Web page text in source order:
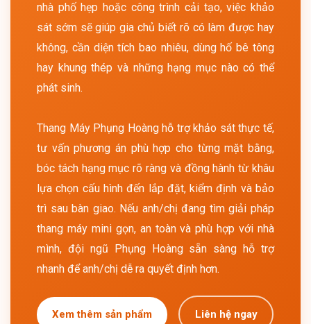
nhà phố hẹp hoặc công trình cải tạo, việc khảo
sát sớm sẽ giúp gia chủ biết rõ có làm được hay
không, cần diện tích bao nhiêu, dùng hố bê tông
hay khung thép và những hạng mục nào có thể
phát sinh.
Thang Máy Phụng Hoàng hỗ trợ khảo sát thực tế,
tư vấn phương án phù hợp cho từng mặt bằng,
bóc tách hạng mục rõ ràng và đồng hành từ khâu
lựa chọn cấu hình đến lắp đặt, kiểm định và bảo
trì sau bàn giao. Nếu anh/chị đang tìm giải pháp
thang máy mini gọn, an toàn và phù hợp với nhà
mình, đội ngũ Phụng Hoàng sẵn sàng hỗ trợ
nhanh để anh/chị dễ ra quyết định hơn.
Xem thêm sản phẩm Liên hệ ngay